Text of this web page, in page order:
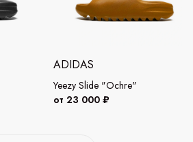
ADIDAS
Yeezy Slide "Ochre"
от 23 000 ₽